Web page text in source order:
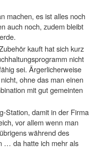
machen, es ist alles noch
auch noch, zudem bleibt
kauft hat sich kurz
nicht
sei. Ärgerlicherweise
ohne das man einen
mit gut gemeinten
Station, damit in der Firma
vor allem wenn man
während des
… da hatte ich mehr als